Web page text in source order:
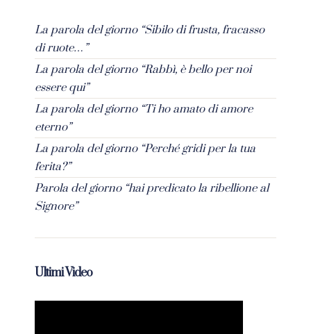
La parola del giorno “Sibilo di frusta, fracasso
di ruote…”
La parola del giorno “Rabbì, è bello per noi
essere qui”
La parola del giorno “Ti ho amato di amore
eterno”
La parola del giorno “Perché gridi per la tua
ferita?”
Parola del giorno “hai predicato la ribellione al
Signore”
Ultimi Video